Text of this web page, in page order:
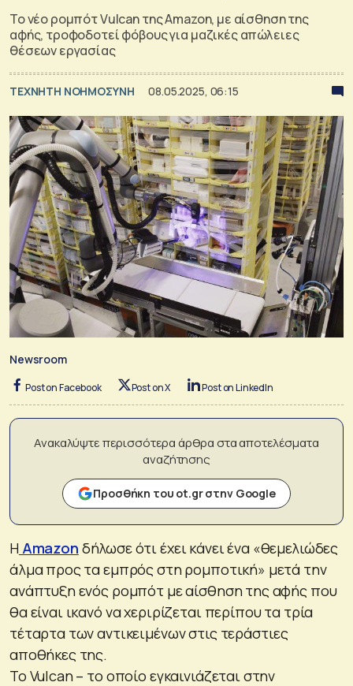
Το νέο ρομπότ Vulcan της Amazon, με αίσθηση της
αφής, τροφοδοτεί φόβους για μαζικές απώλειες
θέσεων εργασίας
TΕΧΝΗΤΗ ΝΟΗΜΟΣΥΝΗ 08.05.2025, 06:15
Newsroom
Post on Facebook Post on X Post on LinkedIn
Ανακαλύψτε περισσότερα άρθρα στα αποτελέσματα
αναζήτησης
Προσθήκη του ot.gr στην Google
ΗAmazon δήλωσε ότι έχει κάνει ένα «θεμελιώδες
άλμα προς τα εμπρός στη ρομποτική» μετά την
ανάπτυξη ενός ρομπότ με αίσθηση της αφής που
θα είναι ικανό να χεριρίζεται περίπου τα τρία
τέταρτα των αντικειμένων στις τεράστιες
αποθήκες της.
Το Vulcan – το οποίο εγκαινιάζεται στην